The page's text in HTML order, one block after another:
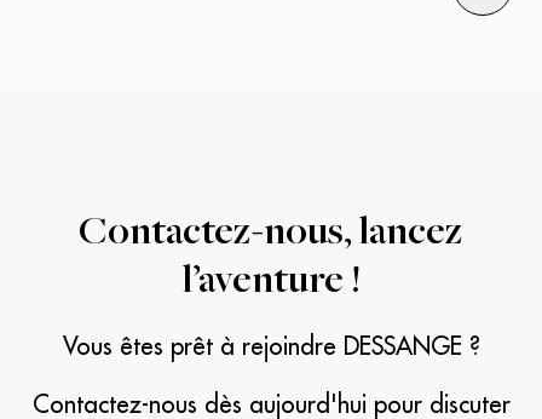
Contactez-nous, lancez
l’aventure !
Vous êtes prêt à rejoindre DESSANGE ?
Contactez-nous dès aujourd'hui pour discuter